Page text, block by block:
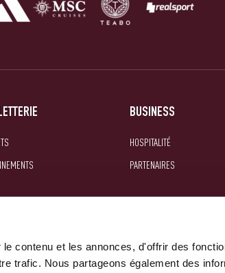
contenu et les annonces, d'offrir des
trafic. Nous partageons également des
BUSINESS
HOSPITALITÉ
PARTENAIRES